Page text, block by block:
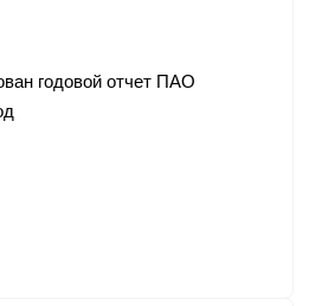
годовой отчет ПАО